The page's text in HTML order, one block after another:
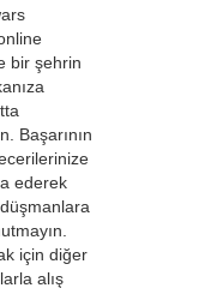
bir şehrin
Başarının
ederek
için diğer
alış